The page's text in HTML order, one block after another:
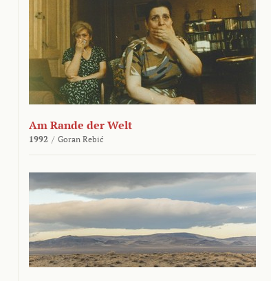
Am Rande der Welt
1992 / Goran Rebić